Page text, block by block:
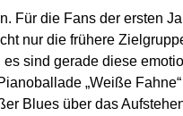
Für die Fans der ersten
nur die frühere
sind gerade diese
„Weiße
Blues über das